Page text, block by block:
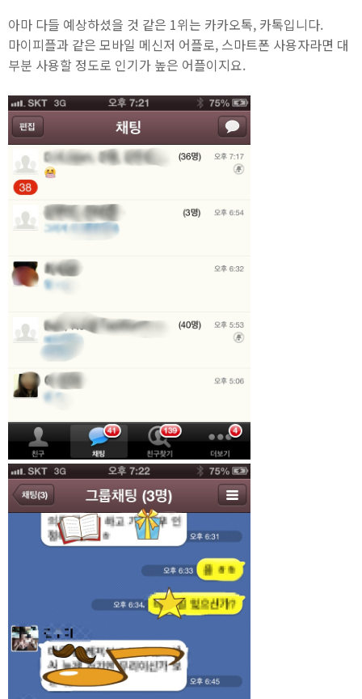
아마 다들 예상하셨을 것 같은 1위는 카카오톡, 카톡입니다.
마이피플과 같은 모바일 메신저 어플로, 스마트폰 사용자라면 대
부분 사용할 정도로 인기가 높은 어플이지요.